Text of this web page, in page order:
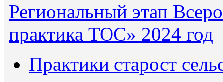
Региональный этап
практика ТОС» 2024 год
Практики старост